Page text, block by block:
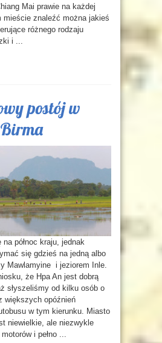
Mai prawie na każdej
mieście znaleźć można jakieś
różnego rodzaju
i ...
postój w
na północ kraju, jednak
się gdzieś na jedną albo
Mawlamyine i jeziorem Inle.
że Hpa An jest dobrą
słyszeliśmy od kilku osób o
większych opóźnień
w tym kierunku. Miasto
niewielkie, ale niezwykle
i pełno ...